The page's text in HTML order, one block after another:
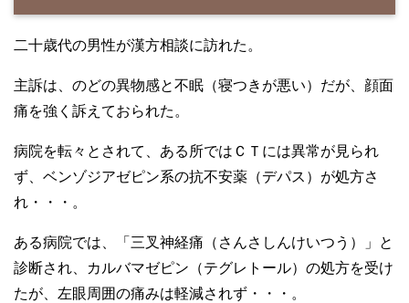
二十歳代の男性が漢方相談に訪れた。
主訴は、のどの異物感と不眠（寝つきが悪い）だが、顔面
痛を強く訴えておられた。
病院を転々とされて、ある所ではＣＴには異常が見られ
ず、ベンゾジアゼピン系の抗不安薬（デパス）が処方さ
れ・・・。
ある病院では、「三叉神経痛（さんさしんけいつう）」と
診断され、カルバマゼピン（テグレトール）の処方を受け
たが、左眼周囲の痛みは軽減されず・・・。